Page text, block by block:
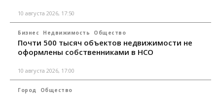
10 августа 2026, 17:50
Бизнес Недвижимость Общество
Почти 500 тысяч объектов недвижимости не
оформлены собственниками в НСО
10 августа 2026, 17:00
Город Общество